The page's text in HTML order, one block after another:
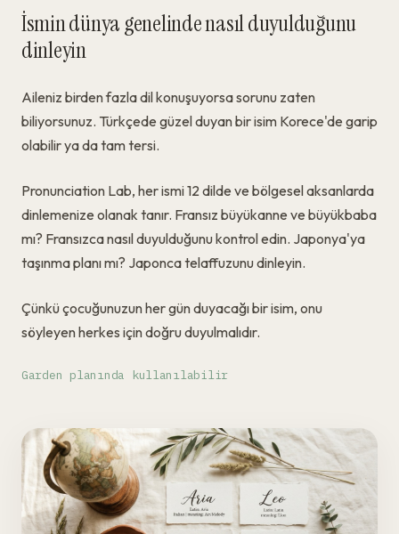
İsmin dünya genelinde nasıl duyulduğunu
dinleyin
Aileniz birden fazla dil konuşuyorsa sorunu zaten
biliyorsunuz. Türkçede güzel duyan bir isim Korece'de garip
olabilir ya da tam tersi.
Pronunciation Lab, her ismi 12 dilde ve bölgesel aksanlarda
dinlemenize olanak tanır. Fransız büyükanne ve büyükbaba
mı? Fransızca nasıl duyulduğunu kontrol edin. Japonya'ya
taşınma planı mı? Japonca telaffuzunu dinleyin.
Çünkü çocuğunuzun her gün duyacağı bir isim, onu
söyleyen herkes için doğru duyulmalıdır.
Garden planında kullanılabilir